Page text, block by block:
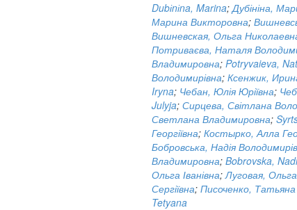
Dubіnіna, Marina;Дубініна,
Марина Викторовна;
Вишневская, Ольга
Потриваєва, Наталя
Владимировна; Potryvaieva,
Володимирівна; Ксенжик,
Iryna; Чебан, Юлія Юріївна;
Julyja; Сирцева, Світлана
Светлана Владимировна;
Георгіївна; Костырко, Алла
Бобровська, Надія
Владимировна; Bobrovska,
Ольга Іванівна;Луговая,
Сергіївна; Писоченко,
Tetyana